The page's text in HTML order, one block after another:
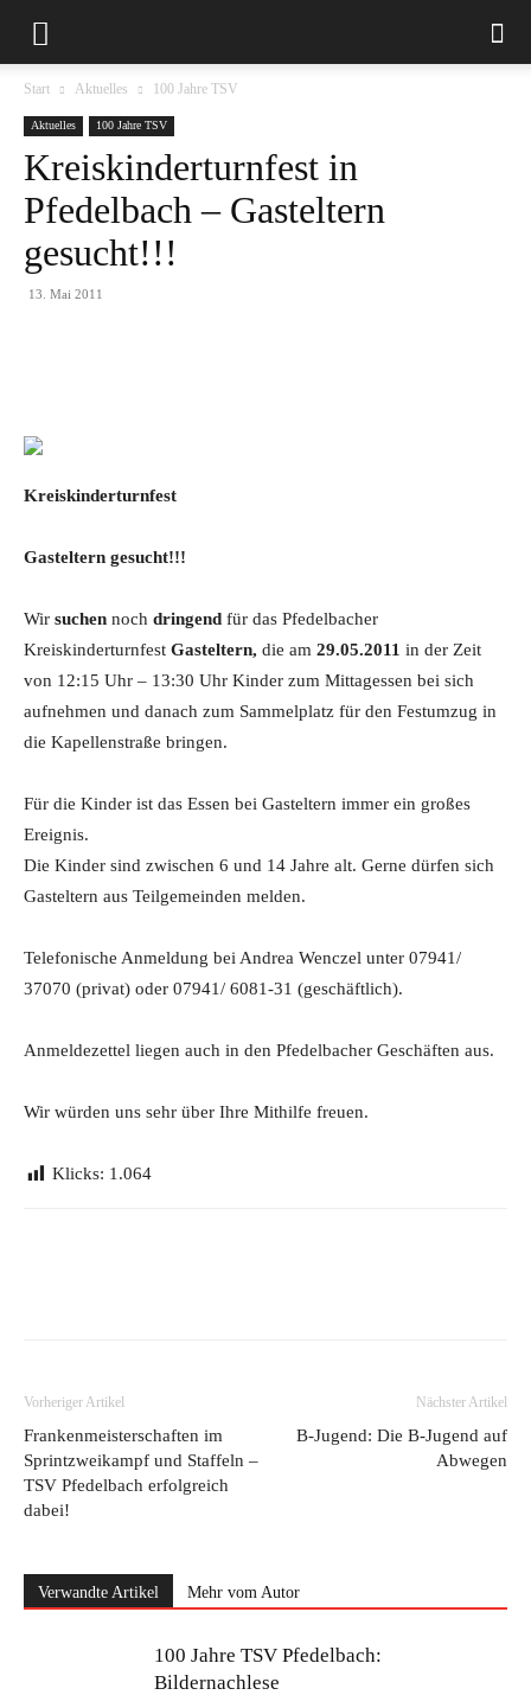
Start Aktuelles 100 Jahre TSV
Aktuelles 100 Jahre TSV
Kreiskinderturnfest in
Pfedelbach – Gasteltern
gesucht!!!
13. Mai 2011
Kreiskinderturnfest
Gasteltern gesucht!!!
Wir suchen noch dringend für das Pfedelbacher
Kreiskinderturnfest Gasteltern, die am 29.05.2011 in der Zeit
von 12:15 Uhr – 13:30 Uhr Kinder zum Mittagessen bei sich
aufnehmen und danach zum Sammelplatz für den Festumzug in
die Kapellenstraße bringen.
Für die Kinder ist das Essen bei Gasteltern immer ein großes
Ereignis.
Die Kinder sind zwischen 6 und 14 Jahre alt. Gerne dürfen sich
Gasteltern aus Teilgemeinden melden.
Telefonische Anmeldung bei Andrea Wenczel unter 07941/
37070 (privat) oder 07941/ 6081-31 (geschäftlich).
Anmeldezettel liegen auch in den Pfedelbacher Geschäften aus.
Wir würden uns sehr über Ihre Mithilfe freuen.
Klicks: 1.064
Vorheriger Artikel
Frankenmeisterschaften im
Sprintzweikampf und Staffeln –
TSV Pfedelbach erfolgreich
dabei!
Nächster Artikel
B-Jugend: Die B-Jugend auf
Abwegen
Verwandte Artikel Mehr vom Autor
100 Jahre TSV Pfedelbach:
Bildernachlese